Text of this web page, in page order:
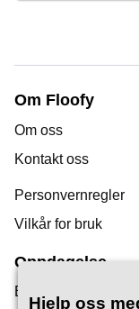
Om Floofy
Om oss
Kontakt oss
Personvernregler
Vilkår for bruk
Oppdagelse
Bloggen vår
Hjelp oss